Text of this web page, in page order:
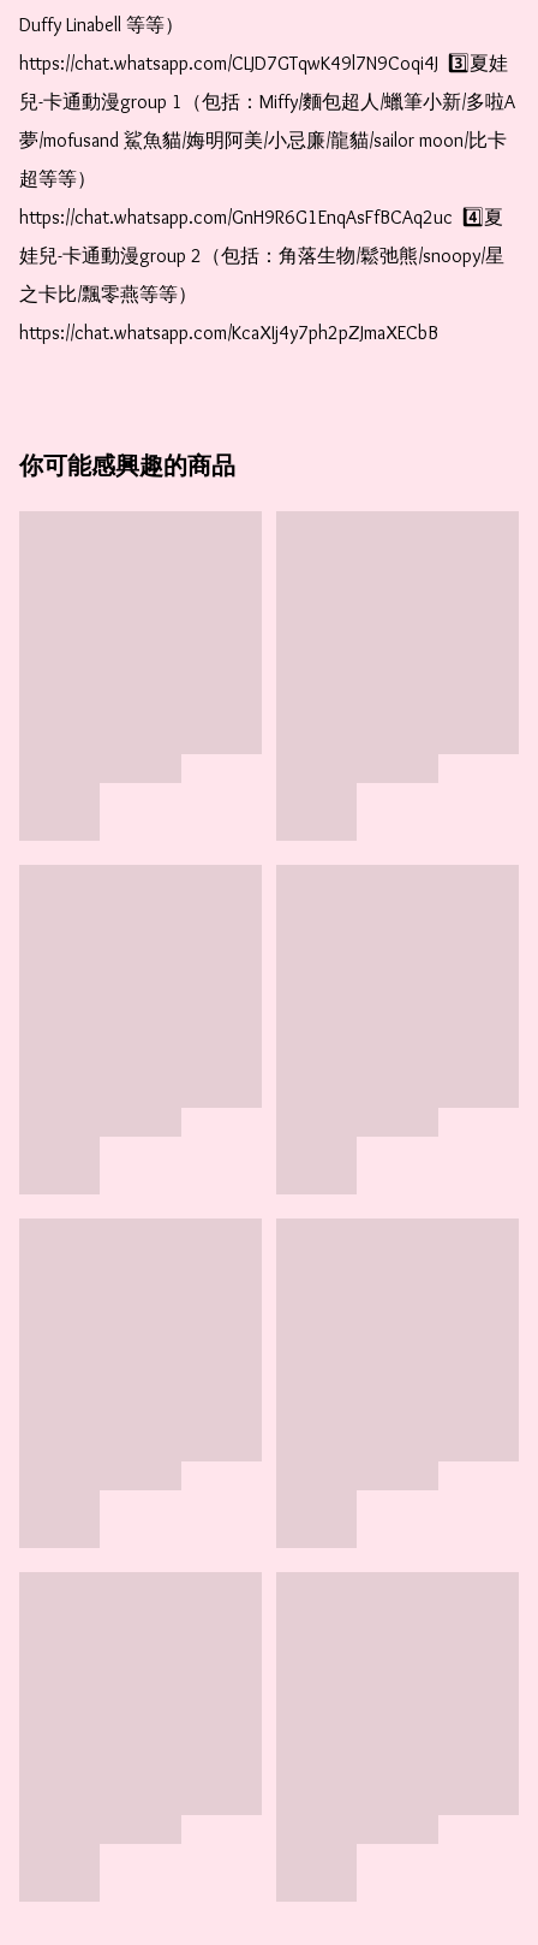
Duffy Linabell 等等）
https://chat.whatsapp.com/CLJD7GTqwK49l7N9Coqi4J  3️⃣夏娃
兒-卡通動漫group 1（包括：Miffy/麵包超人/蠟筆小新/多啦A
夢/mofusand 鯊魚貓/娒明阿美/小忌廉/龍貓/sailor moon/比卡
超等等）
https://chat.whatsapp.com/GnH9R6G1EnqAsFfBCAq2uc  4️⃣夏
娃兒-卡通動漫group 2（包括：角落生物/鬆弛熊/snoopy/星
之卡比/飄零燕等等）
https://chat.whatsapp.com/KcaXIj4y7ph2pZJmaXECbB
你可能感興趣的商品